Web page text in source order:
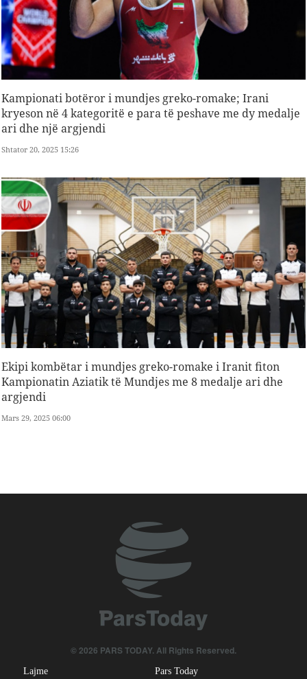
Kampionati botëror i mundjes greko-romake; Irani
kryeson në 4 kategoritë e para të peshave me dy medalje
ari dhe një argjendi
Shtator 20, 2025 15:26
Ekipi kombëtar i mundjes greko-romake i Iranit fiton
Kampionatin Aziatik të Mundjes me 8 medalje ari dhe
argjendi
Mars 29, 2025 06:00
© 2026 PARS TODAY. All Rights Reserved.
Lajme Pars Today